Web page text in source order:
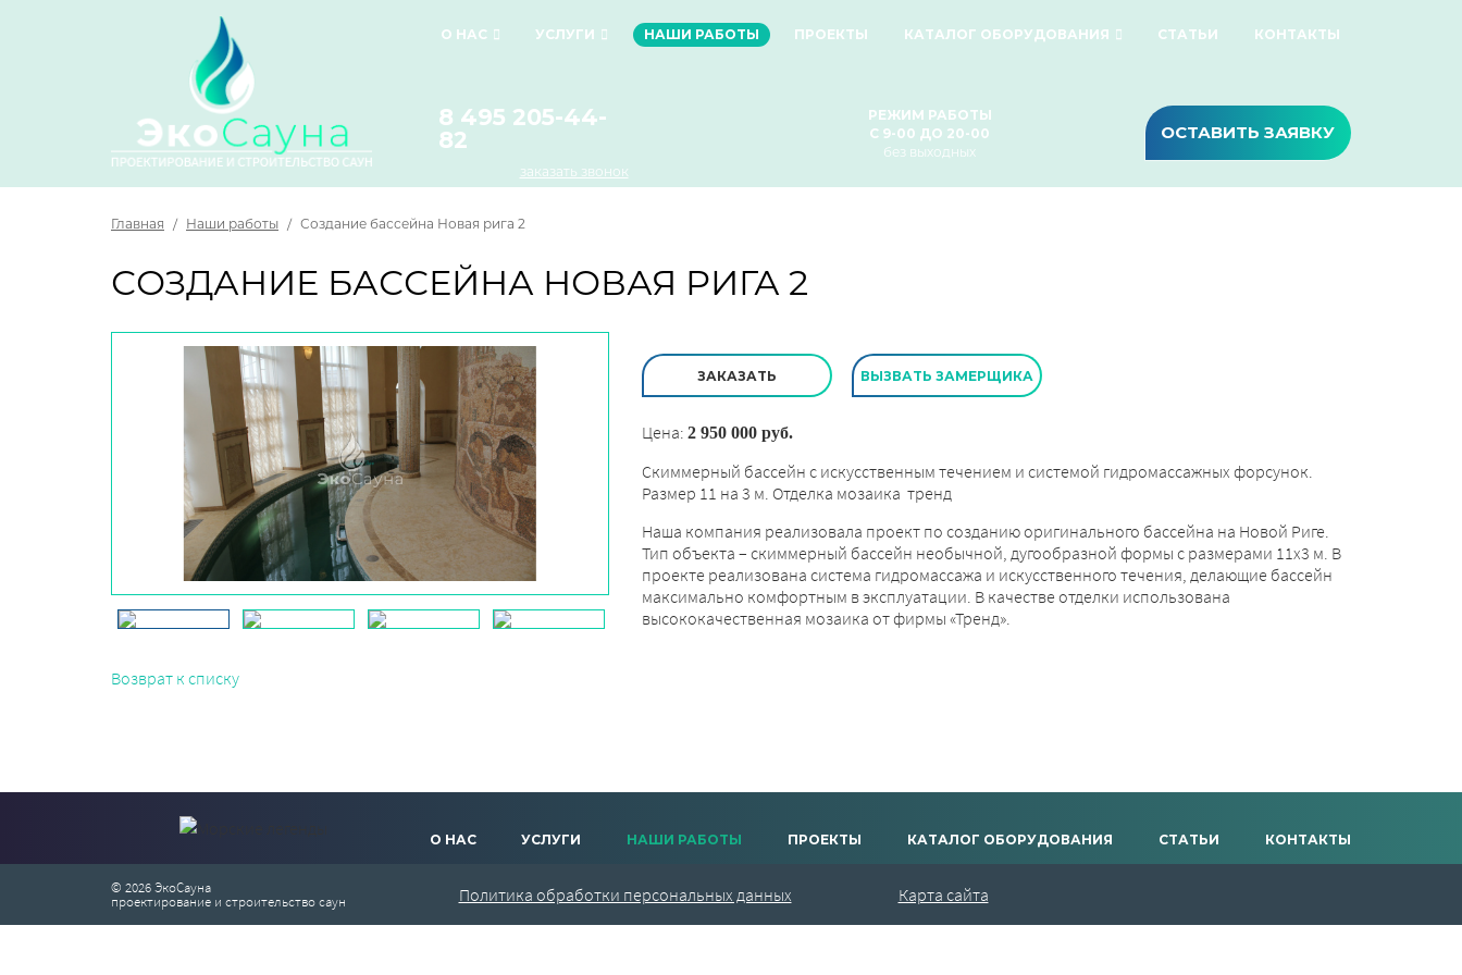
О НАС УСЛУГИ НАШИ РАБОТЫ ПРОЕКТЫ КАТАЛОГ ОБОРУДОВАНИЯ СТАТЬИ КОНТАКТЫ
8 495 205-44-
82
заказать звонок
РЕЖИМ РАБОТЫ
С 9-00 ДО 20-00
без выходных
ОСТАВИТЬ ЗАЯВКУ
Главная / Наши работы / Создание бассейна Новая рига 2
СОЗДАНИЕ БАССЕЙНА НОВАЯ РИГА 2
ЗАКАЗАТЬ ВЫЗВАТЬ ЗАМЕРЩИКА
Цена: 2 950 000 руб.
Скиммерный бассейн с искусственным течением и системой гидромассажных форсунок.
Размер 11 на 3 м. Отделка мозаика тренд
Наша компания реализовала проект по созданию оригинального бассейна на Новой Риге.
Тип объекта – скиммерный бассейн необычной, дугообразной формы с размерами 11х3 м. В
проекте реализована система гидромассажа и искусственного течения, делающие бассейн
максимально комфортным в эксплуатации. В качестве отделки использована
высококачественная мозаика от фирмы «Тренд».
Возврат к списку
О НАС УСЛУГИ НАШИ РАБОТЫ ПРОЕКТЫ КАТАЛОГ ОБОРУДОВАНИЯ СТАТЬИ КОНТАКТЫ
© 2026 ЭкоСауна
проектирование и строительство саун Политика обработки персональных данных Карта сайта